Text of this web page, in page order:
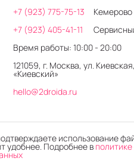
+7 (923) 775-75-13
Кемерово
+7 (923) 405-41-11
Время работы: 10:00 - 20:00
121059, г. Москва, ул.
«Киевский»
hello@2droida.ru
использование
удобнее. Подробнее в